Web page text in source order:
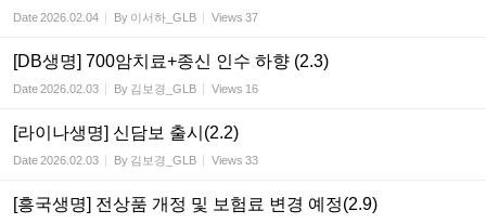
Date2026.02.04 By 이서하_GLB Views 37
[DB생명] 700암치료+종신 인수 하향 (2.3)
Date2026.02.03 By 김보경_GLB Views 16
[라이나생명] 신담보 출시(2.2)
Date2026.02.03 By 김보경_GLB Views 33
[흥국생명] 전상품 개정 및 보험료 변경 예정(2.9)